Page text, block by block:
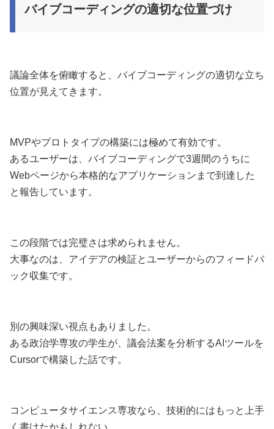
バイブコーディングの適切な位置づけ
議論全体を俯瞰すると、バイブコーディングの適切な立ち
位置が見えてきます。
MVPやプロトタイプの構築には極めて有効です。
あるユーザーは、バイブコーディングで3週間のうちに
Webページから本格的なアプリケーションまで到達した
と報告しています。
この段階では完璧さは求められません。
大事なのは、アイデアの検証とユーザーからのフィードバ
ック収集です。
別の興味深い視点もありました。
ある政治学専攻の学生が、議会法案を分析するAIツールを
Cursorで構築した話です。
コンピュータサイエンス専攻なら、技術的にはもっと上手